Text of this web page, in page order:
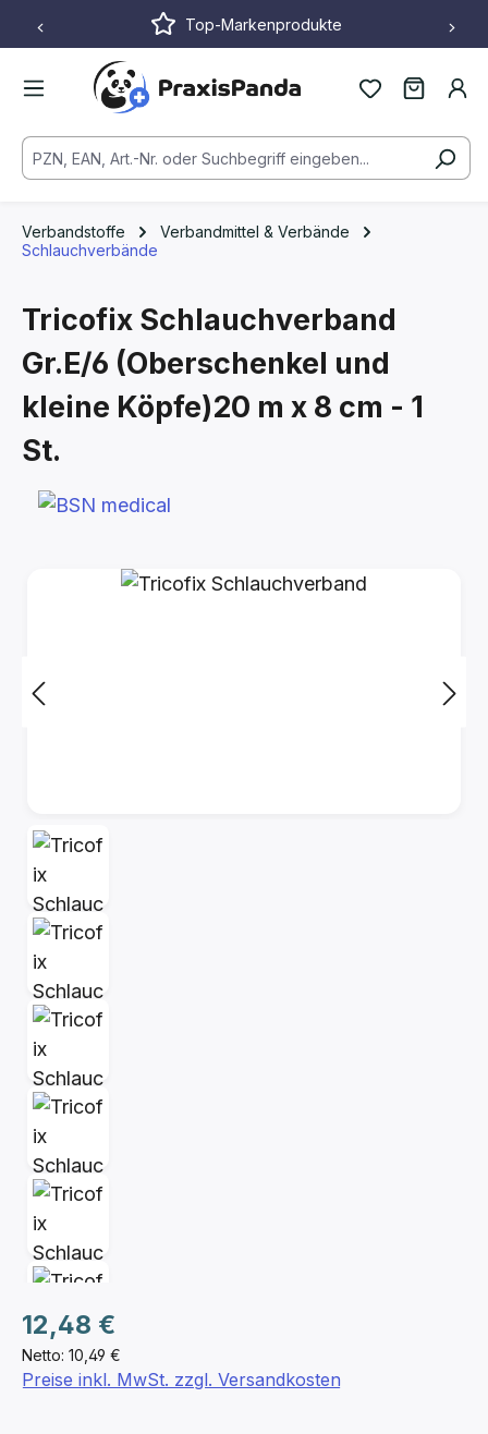
Zum Hauptinhalt springenTop-Markenprodukte
Verbandstoffe
Verbandmittel & Verbände
Schlauchverbände
Tricofix Schlauchverband
Gr.E/6 (Oberschenkel und
kleine Köpfe)20 m x 8 cm - 1
St.
Bildergalerie überspringen
Netto: 10,49 €
Regulärer Preis:
12,48 €
Preise inkl. MwSt. zzgl. Versandkosten